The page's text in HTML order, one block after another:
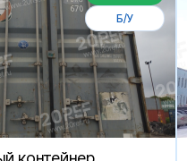
Б/У